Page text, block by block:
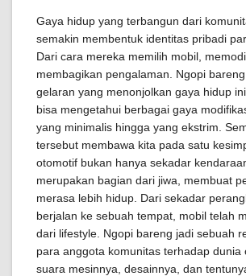
Gaya hidup yang terbangun dari
semakin membentuk identitas pribadi
Dari cara mereka memilih mobil,
membagikan pengalaman. Ngopi
gelaran yang menonjolkan gaya hidup
bisa mengetahui berbagai gaya
yang minimalis hingga yang ekstrim.
tersebut membawa kita pada satu
otomotif bukan hanya sekadar
merupakan bagian dari jiwa, membuat
merasa lebih hidup. Dari sekadar
berjalan ke sebuah tempat, mobil telah
dari lifestyle. Ngopi bareng jadi sebuah
para anggota komunitas terhadap
suara mesinnya, desainnya, dan